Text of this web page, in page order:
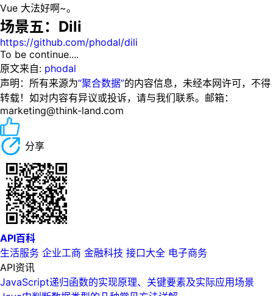
Vue 大法好啊~。
场景五：Dili
https://github.com/phodal/dili
To be continue....
原文来自: phodal
声明：所有来源为“聚合数据”的内容信息，未经本网许可，不得
转载！如对内容有异议或投诉，请与我们联系。邮箱：
marketing@think-land.com
分享
API百科
生活服务 企业工商 金融科技 接口大全 电子商务
API资讯
JavaScript递归函数的实现原理、关键要素及实际应用场景